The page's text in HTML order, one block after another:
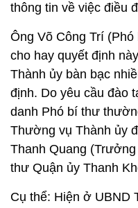
thông tin về việc điều
Ông Võ Công Trí
cho hay quyết định
Thành ủy bàn bạc
định. Do yêu cầu đào
danh Phó bí thư
Thường vụ Thành ủy
Thanh Quang
thư Quận ủy Thanh
Cụ thể: Hiện ở UBND